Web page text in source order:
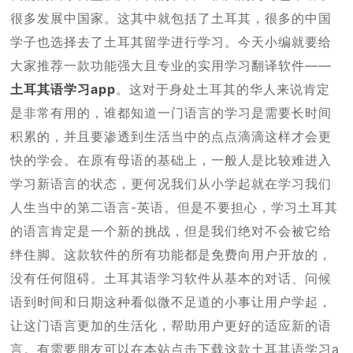
很多发展中国家。这其中就包括了土耳其，很多的中国
学子也选择去了土耳其留学进行学习。今天小编就要给
大家推荐一款功能强大且专业的实用学习翻译软件——
土耳其语学习app。这对于身处土耳其的华人来说肯定
是非常有用的，谁都知道一门语言的学习是需要长时间
积累的，并且要渗透到生活当中的点点滴滴这样才会更
快的学会。在原有母语的基础上，一般人是比较难进入
学习新语言的状态，更何况我们从小学起就在学习我们
人生当中的第二语言-英语。但是不要担心，学习土耳其
的语言肯定是一个新的挑战，但是我们绝对不会被它给
绊住脚。这款软件的所有功能都是免费向用户开放的，
没有任何阻碍。土耳其语学习软件从基本的对话、问候
语到时间和日期这种看似微不足道的小事让用户学起，
让这门语言更加的生活化，帮助用户更好的适应新的语
言。有需要朋友可以在本站点击下载这款土耳其语学习a